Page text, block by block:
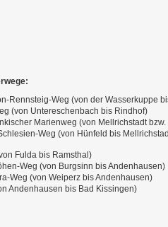
Rennsteig-Weg (von der Wasserkuppe
(von Untereschenbach bis Rindhof)
Marienweg (von Mellrichstadt
Weg (von Hünfeld bis
Fulda bis Ramsthal)
Weg (von Burgsinn bis Andenhausen)
Weg (von Weiperz bis Andenhausen)
Andenhausen bis Bad Kissingen)